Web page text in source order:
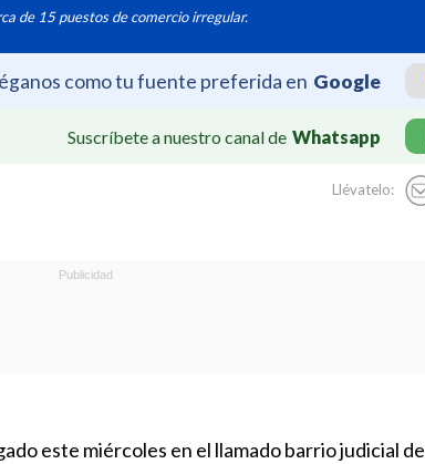
de 15 puestos de comercio irregular.
como tu fuente preferida en Google
Suscríbete a nuestro canal de Whatsapp
Llévatelo:
este miércoles en el llamado barrio judicial de